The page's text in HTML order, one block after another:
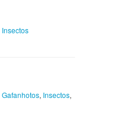
Insectos
Gafanhotos, Insectos,